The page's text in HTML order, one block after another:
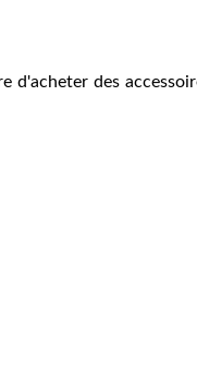
d'acheter des